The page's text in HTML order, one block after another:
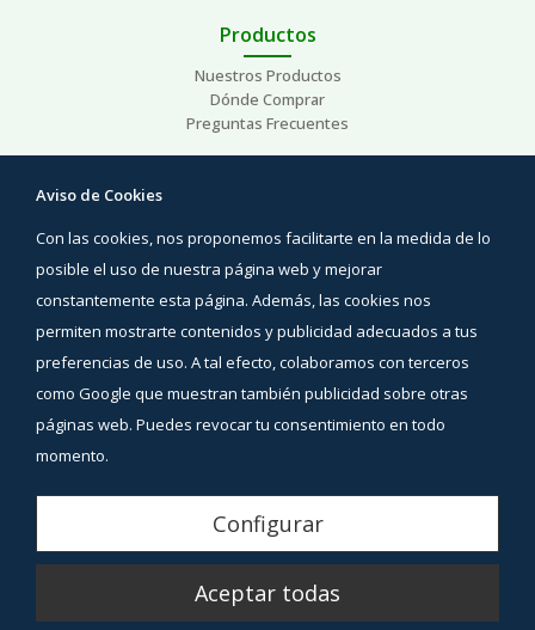
Productos
Nuestros Productos
Dónde Comprar
Preguntas Frecuentes
Áreas de interés
Contacto
Síguenos
Facebook
YouTube
Aviso Legal
Política de Privacidad
Política de Cookies
Aviso de Cookies
Con las cookies, nos proponemos facilitarte en la medida de lo
posible el uso de nuestra página web y mejorar
constantemente esta página. Además, las cookies nos
permiten mostrarte contenidos y publicidad adecuados a tus
preferencias de uso. A tal efecto, colaboramos con terceros
como Google que muestran también publicidad sobre otras
páginas web. Puedes revocar tu consentimiento en todo
momento.
Configurar
Aceptar todas